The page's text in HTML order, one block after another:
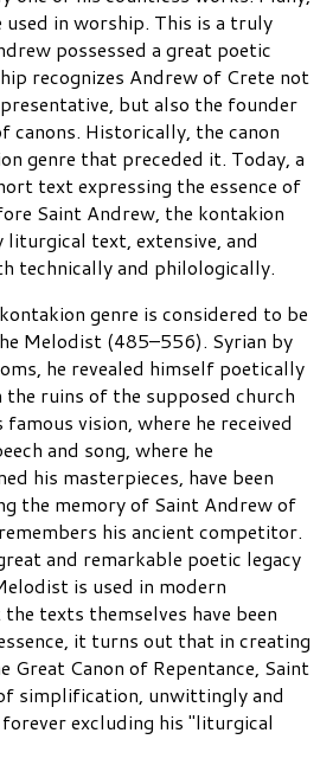
in worship. This is a truly
possessed a great poetic
recognizes Andrew of Crete not
but also the founder
canons. Historically, the canon
genre that preceded it. Today, a
text expressing the essence of
Saint Andrew, the kontakion
text, extensive, and
technically and philologically.
genre is considered to be
Melodist (485–556). Syrian by
he revealed himself poetically
the ruins of the supposed church
vision, where he received
and song, where he
his masterpieces, have been
the memory of Saint Andrew of
his ancient competitor.
and remarkable poetic legacy
is used in modern
texts themselves have been
it turns out that in creating
Great Canon of Repentance, Saint
simplification, unwittingly and
excluding his "liturgical